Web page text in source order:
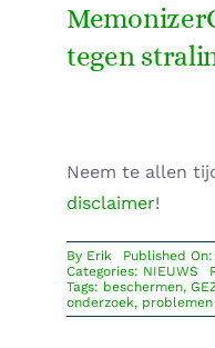
tegen
Neem te allen
disclaimer!
By Erik
Published
Categories: NIEUWS
Tags: beschermen,
onderzoek, problemen